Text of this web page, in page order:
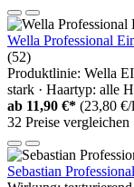
Wella Professional
(52)
Produktlinie: Wella
stark · Haartyp: alle
ab 11,90 €* (23,80
32 Preise vergleichen
Sebastian